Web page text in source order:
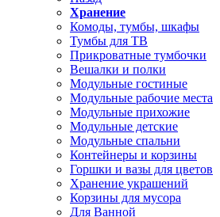
Хранение
Комоды, тумбы, шкафы
Тумбы для ТВ
Прикроватные тумбочки
Вешалки и полки
Модульные гостиные
Модульные рабочие места
Модульные прихожие
Модульные детские
Модульные спальни
Контейнеры и корзины
Горшки и вазы для цветов
Хранение украшений
Корзины для мусора
Для Ванной